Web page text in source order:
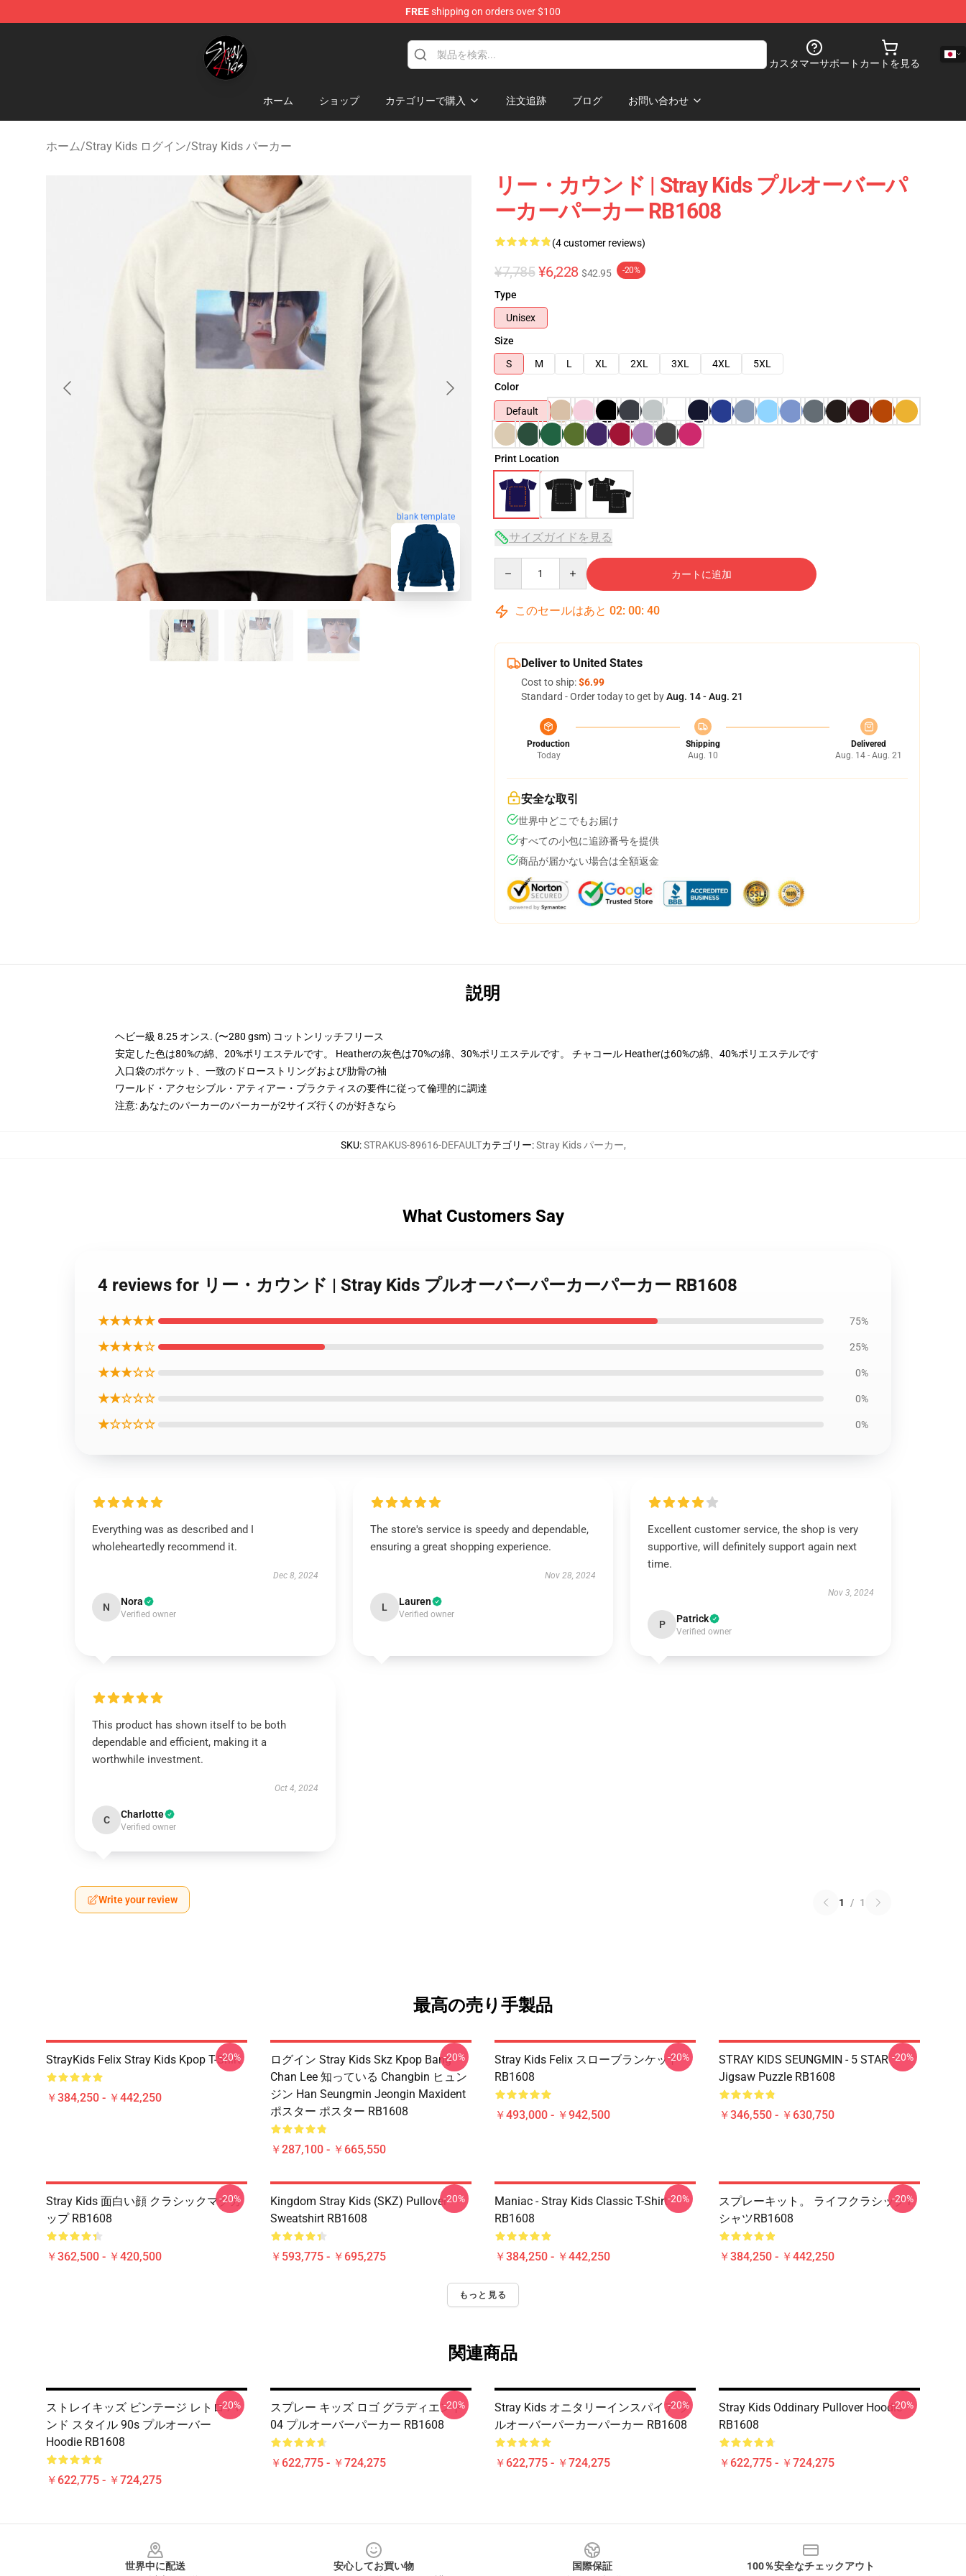
FREEshipping on orders over $100
Stray Kids Shop - Official Stray Kids Merchandise Store
カスタマーサポート カートを見る
ホーム ショップ カテゴリーで購入 注文追跡 ブログ お問い合わせ
ホーム/Stray Kids ログイン/Stray Kids パーカー
blank template
リー・カウンド | Stray Kids プルオーバーパ
ーカーパーカー RB1608
(4 customer reviews)
¥7,785 ¥6,228 $42.95 -20%
Type
Unisex
Size
S
M L XL 2XL 3XL 4XL
5XL
Color
Default
Print Location
サイズガイドを見る
カートに追加
このセールはあと 02: 00: 39
Deliver to United States
Cost to ship:$6.99
Standard - Order today to get byAug. 14 - Aug. 21
Production
Today
Shipping
Aug. 10
Delivered
Aug. 14 - Aug. 21
安全な取引
世界中どこでもお届け
すべての小包に追跡番号を提供
商品が届かない場合は全額返金
説明
ヘビー級 8.25 オンス. (〜280 gsm) コットンリッチフリース
安定した色は80%の綿、20%ポリエステルです。 Heatherの灰色は70%の綿、30%ポリエステルです。 チャコール Heatherは60%の綿、40%ポリエステルです
入口袋のポケット、一致のドローストリングおよび肋骨の袖
ワールド・アクセシブル・アティアー・プラクティスの要件に従って倫理的に調達
注意: あなたのパーカーのパーカーが2サイズ行くのが好きなら
SKU:STRAKUS-89616-DEFAULTカテゴリー:Stray Kids パーカー,
What Customers Say
4 reviews for リー・カウンド | Stray Kids プルオーバーパーカーパーカー RB1608
★★★★★ 75%
★★★★☆ 25%
★★★☆☆ 0%
★★☆☆☆ 0%
★☆☆☆☆ 0%
Everything was as described and I
wholeheartedly recommend it.
Dec 8, 2024
N Nora
Verified owner
The store's service is speedy and dependable,
ensuring a great shopping experience.
Nov 28, 2024
L Lauren
Verified owner
Excellent customer service, the shop is very
supportive, will definitely support again next
time.
Nov 3, 2024
P Patrick
Verified owner
This product has shown itself to be both
dependable and efficient, making it a
worthwhile investment.
Oct 4, 2024
C Charlotte
Verified owner
Write your review 1 / 1
最高の売り手製品
StrayKids Felix Stray Kids Kpop T-Shirt
￥384,250 - ￥442,250
-20%
ログイン Stray Kids Skz Kpop Bang
Chan Lee 知っている Changbin ヒュン
ジン Han Seungmin Jeongin Maxident
ポスター ポスター RB1608
￥287,100 - ￥665,550
-20%
Stray Kids Felix スローブランケット
RB1608
￥493,000 - ￥942,500
-20%
STRAY KIDS SEUNGMIN - 5 STAR
Jigsaw Puzzle RB1608
￥346,550 - ￥630,750
-20%
Stray Kids 面白い顔 クラシックマグカ
ップ RB1608
￥362,500 - ￥420,500
-20%
Kingdom Stray Kids (SKZ) Pullover
Sweatshirt RB1608
￥593,775 - ￥695,275
-20%
Maniac - Stray Kids Classic T-Shirt
RB1608
￥384,250 - ￥442,250
-20%
スプレーキット。 ライフクラシックT
シャツRB1608
￥384,250 - ￥442,250
-20%
もっと見る
関連商品
ストレイキッズ ビンテージ レトロ バ
ンド スタイル 90s プルオーバー
Hoodie RB1608
￥622,775 - ￥724,275
-20%
スプレー キッズ ロゴ グラディエント
04 プルオーバーパーカー RB1608
￥622,775 - ￥724,275
-20%
Stray Kids オニタリーインスパイア プ
ルオーバーパーカーパーカー RB1608
￥622,775 - ￥724,275
-20%
Stray Kids Oddinary Pullover Hoodie
RB1608
￥622,775 - ￥724,275
-20%
世界中に配送
安心してお買い物
国際保証
100％安全なチェックアウト